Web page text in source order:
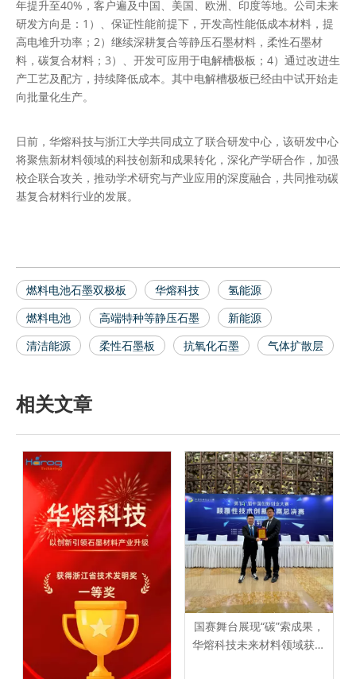
年提升至40%，客户遍及中国、美国、欧洲、印度等地。公司未来
研发方向是：1）、保证性能前提下，开发高性能低成本材料，提
高电堆升功率；2）继续深耕复合等静压石墨材料，柔性石墨材
料，碳复合材料；3）、开发可应用于电解槽极板；4）通过改进生
产工艺及配方，持续降低成本。其中电解槽极板已经由中试开始走
向批量化生产。
日前，华熔科技与浙江大学共同成立了联合研发中心，该研发中心
将聚焦新材料领域的科技创新和成果转化，深化产学研合作，加强
校企联合攻关，推动学术研究与产业应用的深度融合，共同推动碳
基复合材料行业的发展。
燃料电池石墨双极板 华熔科技
氢能源
燃料电池
高端特种等静压石墨
新能源
清洁能源
柔性石墨板 抗氧化石墨 气体扩散层
相关文章
国赛舞台展现“碳”索成果，
华熔科技未来材料领域获认